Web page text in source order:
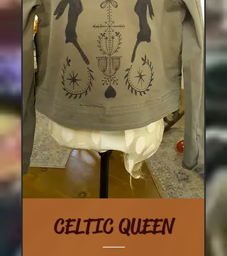
CELTIC QUEEN